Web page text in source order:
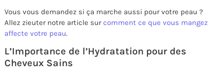
Vous vous demandez si ça marche aussi pour votre peau ?
Allez zieuter notre article surcomment ce que vous mangez
affecte votre peau.
L’Importance de l’Hydratation pour des
Cheveux Sains